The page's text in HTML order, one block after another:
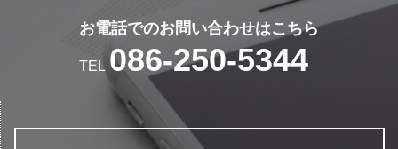
お電話でのお問い合わせはこちら
TEL 086-250-5344